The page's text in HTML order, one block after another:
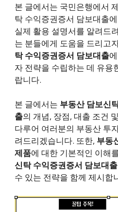
본 글에서는 국민은행에서
탁 수익증권증서 담보대출
실제 활용 설명서를 알려드
는 분들에게 도움을 드리고
탁 수익증권증서 담보대출
자 전략을 수립하는 데 유용
랍니다.
본 글에서는 부동산 담보신
출의 개념, 장점, 대출 조건
다루어 여러분의 부동산 투
려드리겠습니다. 또한, 부동
제품에 대한 기본적인 이해
신탁 수익증권증서 담보대출
수 있는 전략을 함께 제시합